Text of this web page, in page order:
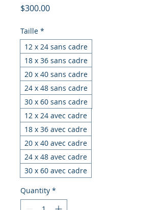
$300.00Price
Taille *
12 x 24 sans cadre
18 x 36 sans cadre
20 x 40 sans cadre
24 x 48 sans cadre
30 x 60 sans cadre
12 x 24 avec cadre
18 x 36 avec cadre
20 x 40 avec cadre
24 x 48 avec cadre
30 x 60 avec cadre
Quantity *